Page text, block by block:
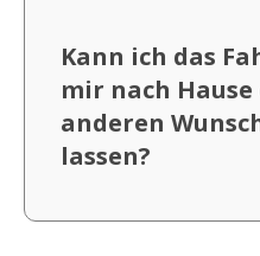
Kann ich das
mir nach
anderen
lassen?